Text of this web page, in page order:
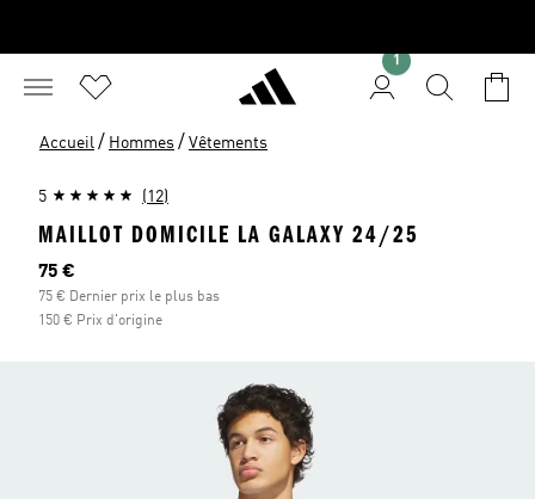
1
Accueil / Hommes / Vêtements
5 (12)
MAILLOT DOMICILE LA GALAXY 24/25
Prix actuel
75 €
75 € Dernier prix le plus bas
150 € Prix d'origine